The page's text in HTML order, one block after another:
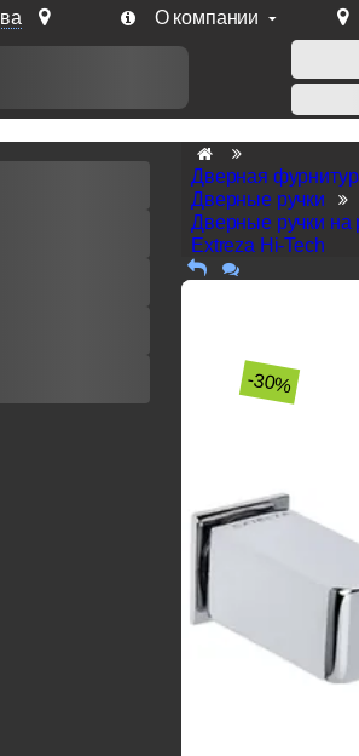
О компании
на сайте 7% при заказе от 50 тыс. руб
Дверная
Дверные ручки
Дверные ручки на
Extreza Hi-Tech
-30%